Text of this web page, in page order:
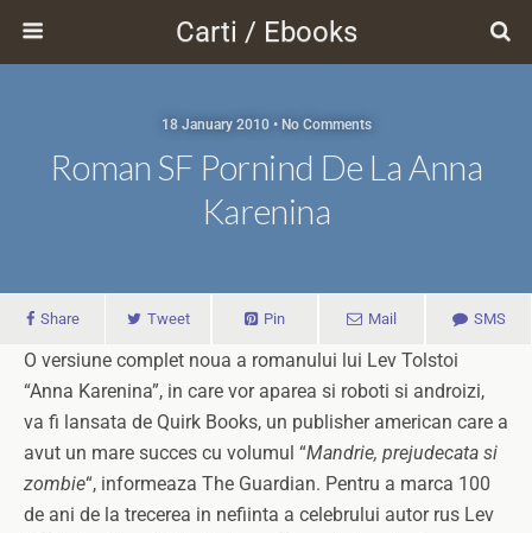
Carti / Ebooks
18 January 2010 • No Comments
Roman SF Pornind De La Anna
Karenina
Share Tweet Pin Mail SMS
O versiune complet noua a romanului lui Lev Tolstoi
“Anna Karenina”, in care vor aparea si roboti si androizi,
va fi lansata de Quirk Books, un publisher american care a
avut un mare succes cu volumul “Mandrie, prejudecata si
zombie“, informeaza The Guardian. Pentru a marca 100
de ani de la trecerea in nefiinta a celebrului autor rus Lev